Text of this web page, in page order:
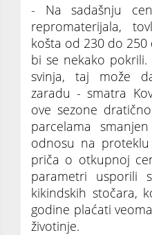
- Na sadašnju
repromaterijala,
košta od 230 do
bi se nekako
svinja, taj može
zaradu - smatra
ove sezone
parcelama
odnosu na
priča o otkupnoj
parametri usporili
kikindskih stočara,
godine plaćati
životinje.